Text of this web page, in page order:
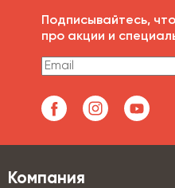
Подписывайтесь,
про акции и
Компания